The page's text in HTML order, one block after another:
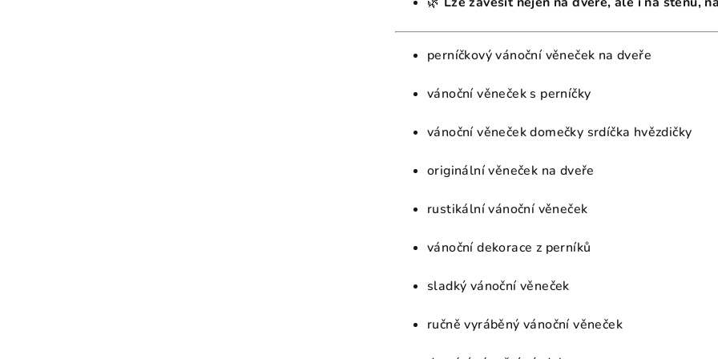
perníčkový vánoční věneček na dveře
vánoční věneček s perníčky
vánoční věneček domečky srdíčka hvězdičky
originální věneček na dveře
rustikální vánoční věneček
vánoční dekorace z perníků
sladký vánoční věneček
ručně vyráběný vánoční věneček